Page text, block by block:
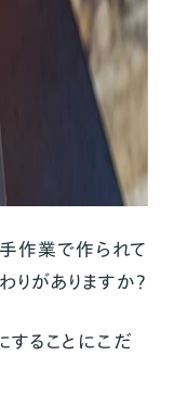
作業で作られて
りがありますか？
することにこだ